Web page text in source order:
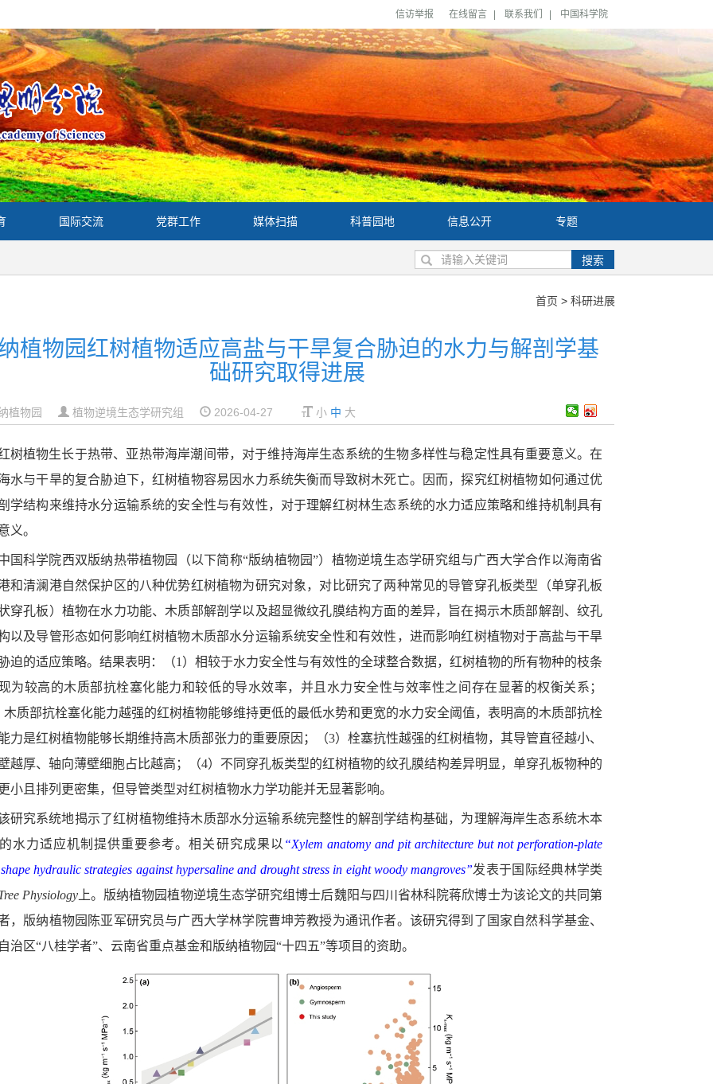
信访举报 在线留言 联系我们 中国科学院
国际交流 党群工作 媒体扫描 科普园地 信息公开 专题
搜索
首页 > 科研进展
植物园红树植物适应高盐与干旱复合胁迫的水力与解剖学基
础研究取得进展
植物园 植物逆境生态学研究组 2026-04-27 小 中 大
树植物生长于热带、亚热带海岸潮间带，对于维持海岸生态系统的生物多样性与稳定性具有重要意义。在
水与干旱的复合胁迫下，红树植物容易因水力系统失衡而导致树木死亡。因而，探究红树植物如何通过优
学结构来维持水分运输系统的安全性与有效性，对于理解红树林生态系统的水力适应策略和维持机制具有
义。
国科学院西双版纳热带植物园（以下简称“版纳植物园”）植物逆境生态学研究组与广西大学合作以海南省
和清澜港自然保护区的八种优势红树植物为研究对象，对比研究了两种常见的导管穿孔板类型（单穿孔板
穿孔板）植物在水力功能、木质部解剖学以及超显微纹孔膜结构方面的差异，旨在揭示木质部解剖、纹孔
以及导管形态如何影响红树植物木质部水分运输系统安全性和有效性，进而影响红树植物对于高盐与干旱
迫的适应策略。结果表明：（1）相较于水力安全性与有效性的全球整合数据，红树植物的所有物种的枝条
为较高的木质部抗栓塞化能力和较低的导水效率，并且水力安全性与效率性之间存在显著的权衡关系；
木质部抗栓塞化能力越强的红树植物能够维持更低的最低水势和更宽的水力安全阈值，表明高的木质部抗栓
力是红树植物能够长期维持高木质部张力的重要原因；（3）栓塞抗性越强的红树植物，其导管直径越小、
越厚、轴向薄壁细胞占比越高；（4）不同穿孔板类型的红树植物的纹孔膜结构差异明显，单穿孔板物种的
小且排列更密集，但导管类型对红树植物水力学功能并无显著影响。
研究系统地揭示了红树植物维持木质部水分运输系统完整性的解剖学结构基础，为理解海岸生态系统木本
水力适应机制提供重要参考。相关研究成果以 “Xylem anatomy and pit architecture but not perforation-plate
hydraulic strategies against hypersaline and drought stress in eight woody mangroves”发表于国际经典林学类
Physiology上。版纳植物园植物逆境生态学研究组博士后魏阳与四川省林科院蒋欣博士为该论文的共同第
，版纳植物园陈亚军研究员与广西大学林学院曹坤芳教授为通讯作者。该研究得到了国家自然科学基金、
治区“八桂学者”、云南省重点基金和版纳植物园“十四五”等项目的资助。